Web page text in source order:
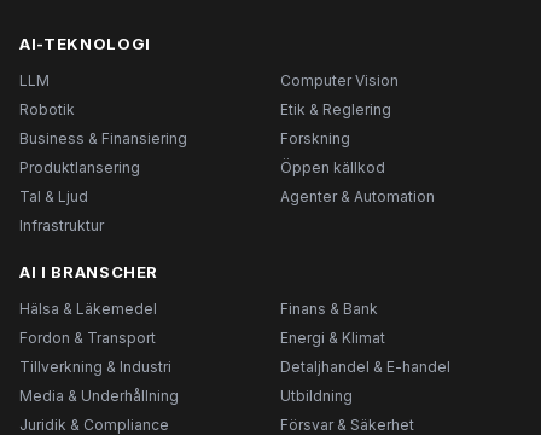
AI-TEKNOLOGI
LLM
Computer Vision
Robotik
Etik & Reglering
Business & Finansiering
Forskning
Produktlansering
Öppen källkod
Tal & Ljud
Agenter & Automation
Infrastruktur
AI I BRANSCHER
Hälsa & Läkemedel
Finans & Bank
Fordon & Transport
Energi & Klimat
Tillverkning & Industri
Detaljhandel & E-handel
Media & Underhållning
Utbildning
Juridik & Compliance
Försvar & Säkerhet